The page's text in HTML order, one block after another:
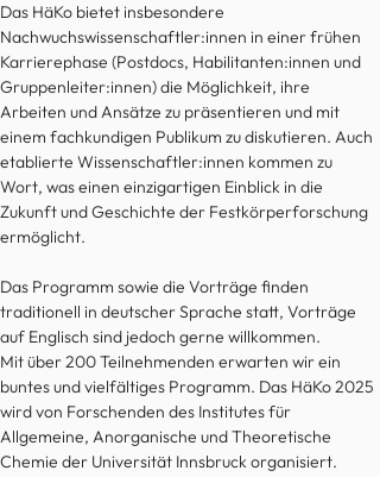
Das HäKo bietet insbesondere
Nachwuchswissenschaftler:innen in einer frühen
Karrierephase (Postdocs, Habilitanten:innen und
Gruppenleiter:innen) die Möglichkeit, ihre
Arbeiten und Ansätze zu präsentieren und mit
einem fachkundigen Publikum zu diskutieren. Auch
etablierte Wissenschaftler:innen kommen zu
Wort, was einen einzigartigen Einblick in die
Zukunft und Geschichte der Festkörperforschung
ermöglicht.
Das Programm sowie die Vorträge finden
traditionell in deutscher Sprache statt, Vorträge
auf Englisch sind jedoch gerne willkommen.
Mit über 200 Teilnehmenden erwarten wir ein
buntes und vielfältiges Programm. Das HäKo 2025
wird von Forschenden des Institutes für
Allgemeine, Anorganische und Theoretische
Chemie der Universität Innsbruck organisiert.